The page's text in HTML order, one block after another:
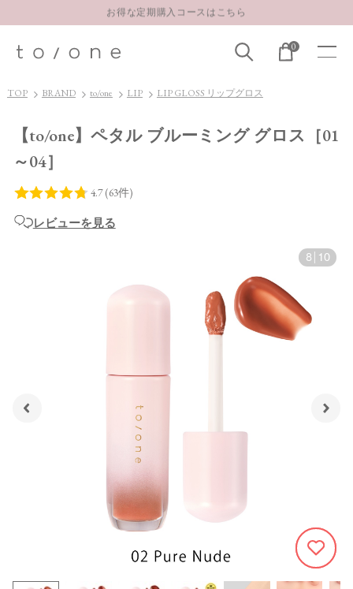
お得な定期購入コースはこちら
0
TOP BRAND to/one LIP LIP GLOSS リップグロス
【to/one】ペタル ブルーミング グロス［01
～04］
レビューを見る
8 10
1227